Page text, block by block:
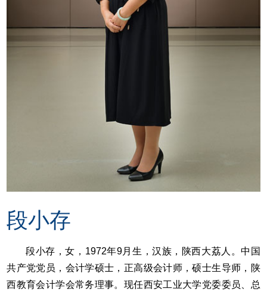
段小存
段小存，女，1972年9月生，汉族，陕西大荔人。中国
共产党党员，会计学硕士，正高级会计师，硕士生导师，陕
西教育会计学会常务理事。现任西安工业大学党委委员、总